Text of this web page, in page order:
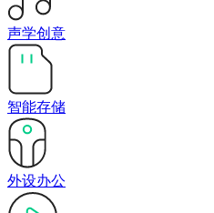
声学创意
智能存储
外设办公